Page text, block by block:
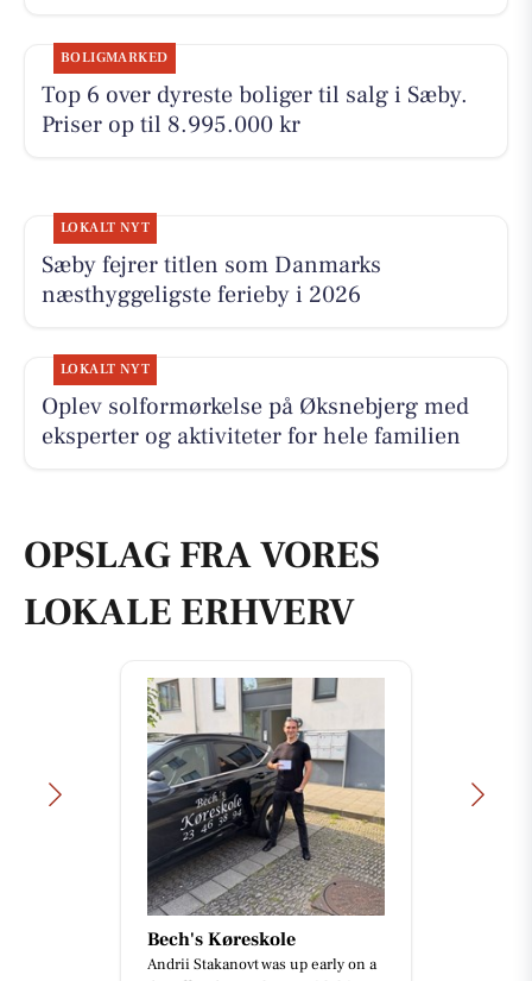
BOLIGMARKED
Top 6 over dyreste boliger til salg i Sæby.
Priser op til 8.995.000 kr
LOKALT NYT
Sæby fejrer titlen som Danmarks
næsthyggeligste ferieby i 2026
LOKALT NYT
Oplev solformørkelse på Øksnebjerg med
eksperter og aktiviteter for hele familien
OPSLAG FRA VORES
LOKALE ERHVERV
Bech's Køreskole
Andrii Stakanovt was up early on a